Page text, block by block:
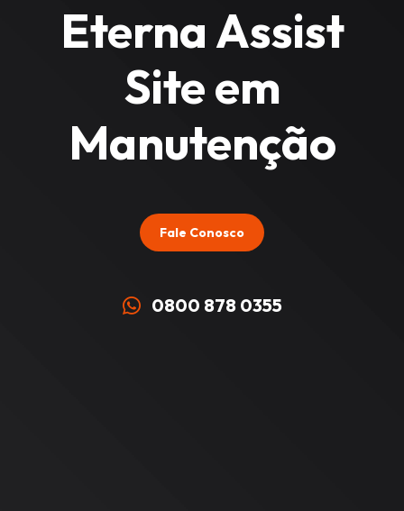
Eterna Assist
Site em
Manutenção
Fale Conosco
0800 878 0355